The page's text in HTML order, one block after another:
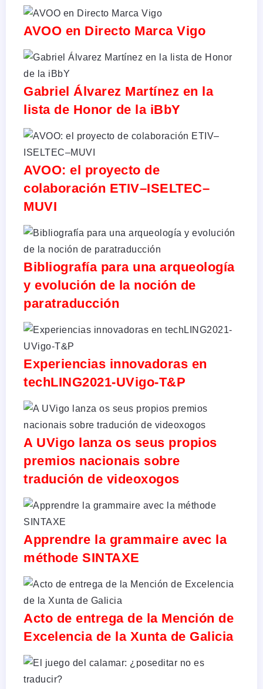
AVOO en Directo Marca Vigo
Gabriel Álvarez Martínez en la
lista de Honor de la iBbY
AVOO: el proyecto de
colaboración ETIV–ISELTEC–
MUVI
Bibliografía para una arqueología
y evolución de la noción de
paratraducción
Experiencias innovadoras en
techLING2021-UVigo-T&P
A UVigo lanza os seus propios
premios nacionais sobre
tradución de videoxogos
Apprendre la grammaire avec la
méthode SINTAXE
Acto de entrega de la Mención de
Excelencia de la Xunta de Galicia